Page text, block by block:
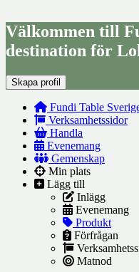
Välkommen till
destination för
Skapa profil
Fundi Table
Verksamhetssidor
Handla
Evenemang
Gemenskap
Min plats
Lägg till
Inlägg
Evenemang
Produkt
Förfrågan
Matnod